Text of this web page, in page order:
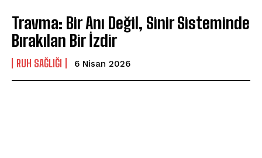
Travma: Bir Anı Değil, Sinir Sisteminde
Bırakılan Bir İzdir
⁠RUH SAĞLIĞI 6 Nisan 2026